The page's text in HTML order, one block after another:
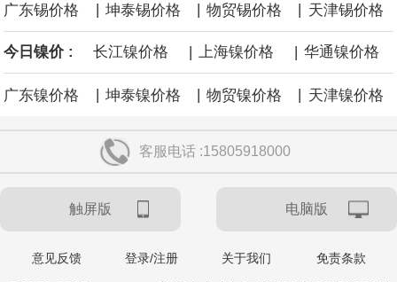
机存取存储器（DRAM）。
广东锡价格 坤泰锡价格 物贸锡价格 天津锡价格
今日镍价 : 长江镍价格 | 上海镍价格 | 华通镍价格
广东镍价格 | 坤泰镍价格 | 物贸镍价格 | 天津镍价格
客服电话 :15805918000
触屏版 电脑版
意见反馈 登录/注册 关于我们 免责条款